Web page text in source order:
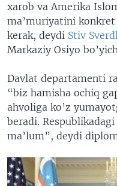
xarob va Amerika
ma’muriyatini
kerak, deydi Stiv
Markaziy Osiyo
Davlat departamenti
“biz hamisha ochiq
ahvoliga ko’z
beradi.
ma’lum”, deydi